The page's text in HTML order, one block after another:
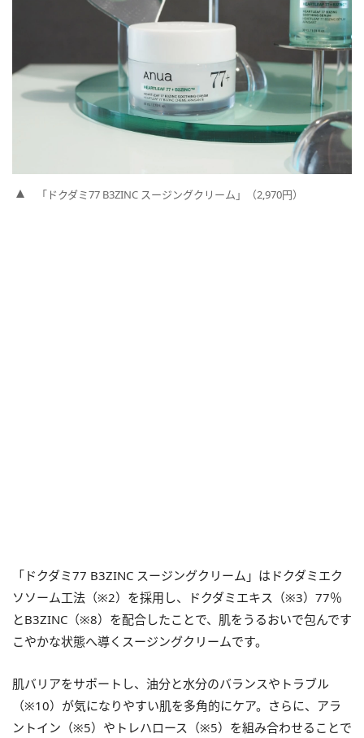
「ドクダミ77 B3ZINC スージングクリーム」（2,970円）
「ドクダミ77 B3ZINC スージングクリーム」はドクダミエク
ソソーム工法（※2）を採用し、ドクダミエキス（※3）77％
とB3ZINC（※8）を配合したことで、肌をうるおいで包んです
こやかな状態へ導くスージングクリームです。
肌バリアをサポートし、油分と水分のバランスやトラブル
（※10）が気になりやすい肌を多角的にケア。さらに、アラ
ントイン（※5）やトレハロース（※5）を組み合わせることで